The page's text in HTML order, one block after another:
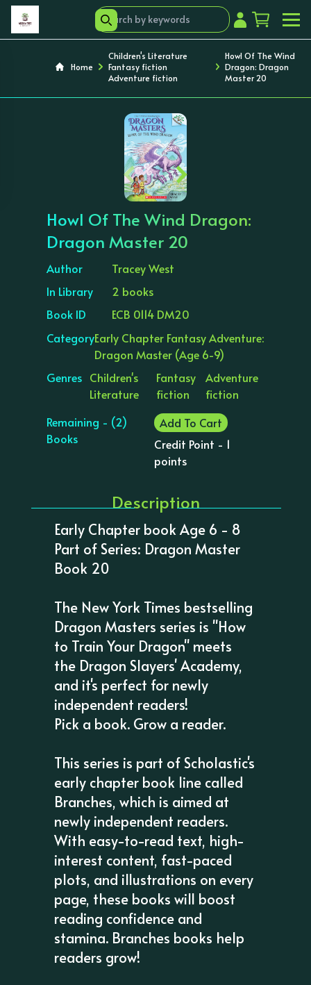
Home
Children's Literature
Fantasy fiction
Adventure fiction
Howl Of The Wind
Dragon: Dragon
Master 20
‹ ›
Howl Of The Wind Dragon:
Dragon Master 20
Author
Tracey West
In Library
2 books
Book ID
ECB 0114 DM20
CategoryEarly Chapter Fantasy Adventure:
Dragon Master (Age 6-9)
Genres Children's
Literature
Fantasy
fiction
Adventure
fiction
Remaining - (2)
Books
Add To Cart
Credit Point - 1
points
Description
Early Chapter book Age 6 - 8
Part of Series: Dragon Master
Book 20
The New York Times bestselling
Dragon Masters series is "How
to Train Your Dragon" meets
the Dragon Slayers' Academy,
and it's perfect for newly
independent readers!
Pick a book. Grow a reader.
This series is part of Scholastic's
early chapter book line called
Branches, which is aimed at
newly independent readers.
With easy-to-read text, high-
interest content, fast-paced
plots, and illustrations on every
page, these books will boost
reading confidence and
stamina. Branches books help
readers grow!